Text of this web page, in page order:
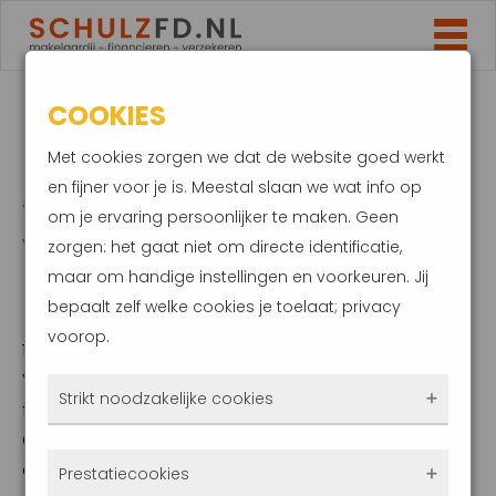
HYPOTHEEK
AFLOSSEN MET
VAKANTIEGELD OF JE
KOFFERS PAKKEN?
10 mei 2022
Veel mensen ontvangen in mei de jaarlijkse
financiële meevaller, ofwel vakantiegeld.
Oorspronkelijk werd het vakantiegeld
daadwerkelijk gebruikt om er een vakantie
COOKIES
Met cookies zorgen we dat de website goed werkt
en fijner voor je is. Meestal slaan we wat info op
om je ervaring persoonlijker te maken. Geen
zorgen: het gaat niet om directe identificatie,
maar om handige instellingen en voorkeuren. Jij
bepaalt zelf welke cookies je toelaat; privacy
voorop.
Strikt noodzakelijke cookies
Prestatiecookies